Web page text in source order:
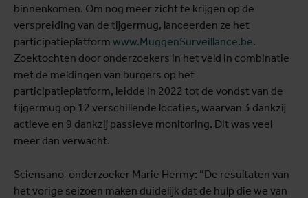
binnenkomen. Om nog meer zicht te krijgen op de
verspreiding van de tijgermug, lanceerden ze het
participatieplatform www.MuggenSurveillance.be.
Zoektochten door onderzoekers in het veld in combinatie
met de meldingen van burgers op het
participatieplatform, leidde in 2022 tot de vondst van de
tijgermug op 12 verschillende locaties, waarvan 3 dankzij
actieve en 9 dankzij passieve monitoring. Dit was veel
meer dan verwacht.
Sciensano-onderzoeker Marie Hermy: “De resultaten van
het vorige seizoen maken duidelijk dat de hulp die we van